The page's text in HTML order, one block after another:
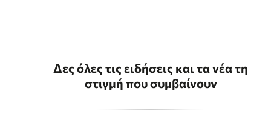
Δες όλες τις ειδήσεις και τα νέα τη
στιγμή που συμβαίνουν